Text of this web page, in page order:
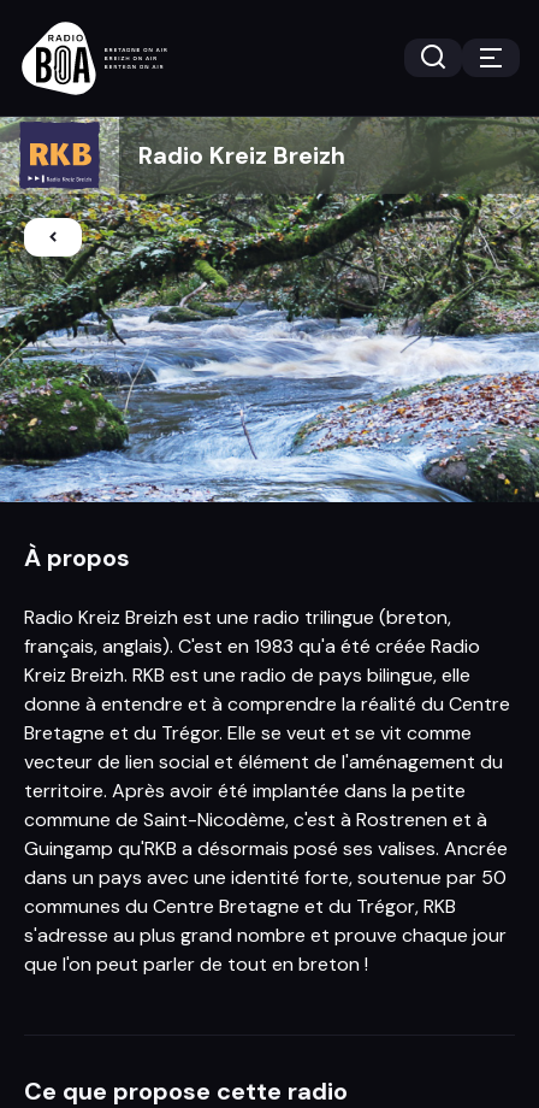
Radio Kreiz Breizh
À propos
Radio Kreiz Breizh est une radio trilingue (breton,
français, anglais). C'est en 1983 qu'a été créée Radio
Kreiz Breizh. RKB est une radio de pays bilingue, elle
donne à entendre et à comprendre la réalité du Centre
Bretagne et du Trégor. Elle se veut et se vit comme
vecteur de lien social et élément de l'aménagement du
territoire. Après avoir été implantée dans la petite
commune de Saint-Nicodème, c'est à Rostrenen et à
Guingamp qu'RKB a désormais posé ses valises. Ancrée
dans un pays avec une identité forte, soutenue par 50
communes du Centre Bretagne et du Trégor, RKB
s'adresse au plus grand nombre et prouve chaque jour
que l'on peut parler de tout en breton !
Ce que propose cette radio